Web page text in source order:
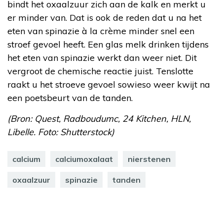
bindt het oxaalzuur zich aan de kalk en merkt u
er minder van. Dat is ook de reden dat u na het
eten van spinazie à la crème minder snel een
stroef gevoel heeft. Een glas melk drinken tijdens
het eten van spinazie werkt dan weer niet. Dit
vergroot de chemische reactie juist. Tenslotte
raakt u het stroeve gevoel sowieso weer kwijt na
een poetsbeurt van de tanden.
(Bron: Quest, Radboudumc, 24 Kitchen, HLN,
Libelle. Foto: Shutterstock)
calcium calciumoxalaat nierstenen
oxaalzuur spinazie tanden